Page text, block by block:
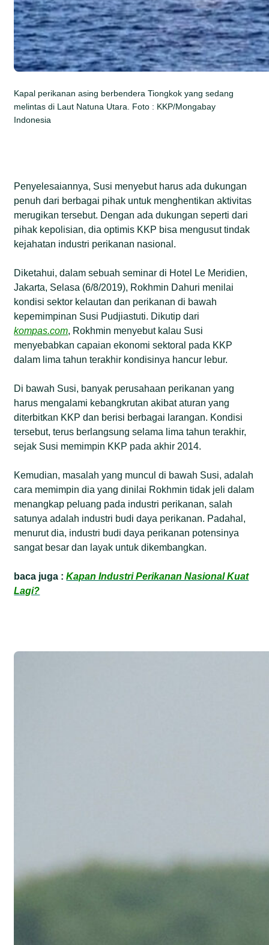
Kapal perikanan asing berbendera Tiongkok yang sedang
melintas di Laut Natuna Utara. Foto : KKP/Mongabay
Indonesia
Penyelesaiannya, Susi menyebut harus ada dukungan
penuh dari berbagai pihak untuk menghentikan aktivitas
merugikan tersebut. Dengan ada dukungan seperti dari
pihak kepolisian, dia optimis KKP bisa mengusut tindak
kejahatan industri perikanan nasional.
Diketahui, dalam sebuah seminar di Hotel Le Meridien,
Jakarta, Selasa (6/8/2019), Rokhmin Dahuri menilai
kondisi sektor kelautan dan perikanan di bawah
kepemimpinan Susi Pudjiastuti. Dikutip dari
kompas.com, Rokhmin menyebut kalau Susi
menyebabkan capaian ekonomi sektoral pada KKP
dalam lima tahun terakhir kondisinya hancur lebur.
Di bawah Susi, banyak perusahaan perikanan yang
harus mengalami kebangkrutan akibat aturan yang
diterbitkan KKP dan berisi berbagai larangan. Kondisi
tersebut, terus berlangsung selama lima tahun terakhir,
sejak Susi memimpin KKP pada akhir 2014.
Kemudian, masalah yang muncul di bawah Susi, adalah
cara memimpin dia yang dinilai Rokhmin tidak jeli dalam
menangkap peluang pada industri perikanan, salah
satunya adalah industri budi daya perikanan. Padahal,
menurut dia, industri budi daya perikanan potensinya
sangat besar dan layak untuk dikembangkan.
baca juga :Kapan Industri Perikanan Nasional Kuat
Lagi?